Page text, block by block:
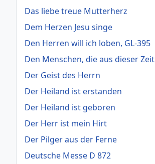
Das liebe treue Mutterherz
Dem Herzen Jesu singe
Den Herren will ich loben, GL-395
Den Menschen, die aus dieser Zeit
Der Geist des Herrn
Der Heiland ist erstanden
Der Heiland ist geboren
Der Herr ist mein Hirt
Der Pilger aus der Ferne
Deutsche Messe D 872